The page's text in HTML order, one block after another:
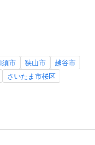
須市 狭山市
越谷市
さいたま市桜区